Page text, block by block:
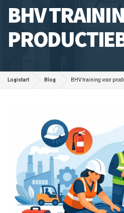
BHV
Logistart Blog BHV training voor